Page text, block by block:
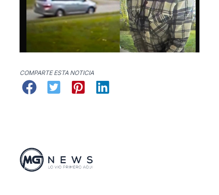
COMPARTE ESTA NOTICIA